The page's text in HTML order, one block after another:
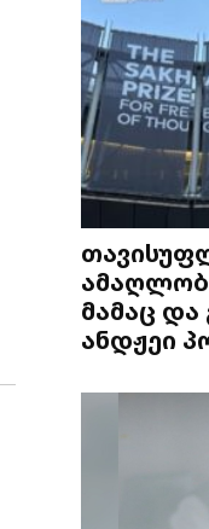
მამაც და
ანდჟეი